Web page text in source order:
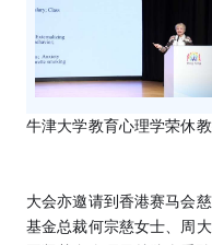
牛津大学教育心理学荣休
大会亦邀请到香港赛马会
基金总裁何宗慈女士、周